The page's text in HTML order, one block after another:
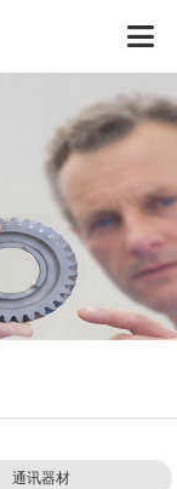
通讯器材